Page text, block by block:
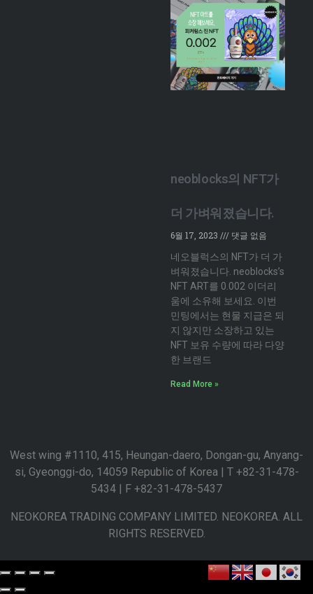
neoblocks의 NFT가
더 가벼워졌습니다.
6월 17, 2023
댓글 없음
네오블럭스의 NFT가 더 가
벼워졌습니다. neoblocks’s
NFT ART를 0.002 이더리
움에 소유해 보세요. 이번
민팅에서는 현물 지급은 되
지 않지만 소장하고 있는
NFT 보유 수량에 따라 다양
한 브랜드
Read More »
West wing #1110, 415, Heungan-daero, Dongan-gu, Anyang-
si, Gyeonggi-do, 14059 Republic of Korea | T +82-31-478-
5434 | F +82-31-478-5437
NEOKOREA TRADING COMPANY LIMITED. NEOKOREA. ALL
RIGHTS RESERVED.